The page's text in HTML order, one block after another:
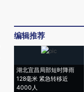
编辑推荐
湖北宜昌局部短时降雨
128毫米 紧急转移近
4000人